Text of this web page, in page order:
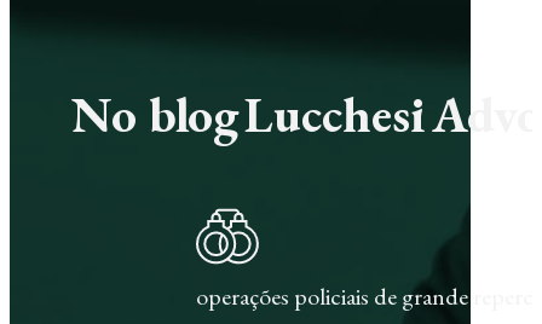
No blog Lucchesi
operações policiais de grande